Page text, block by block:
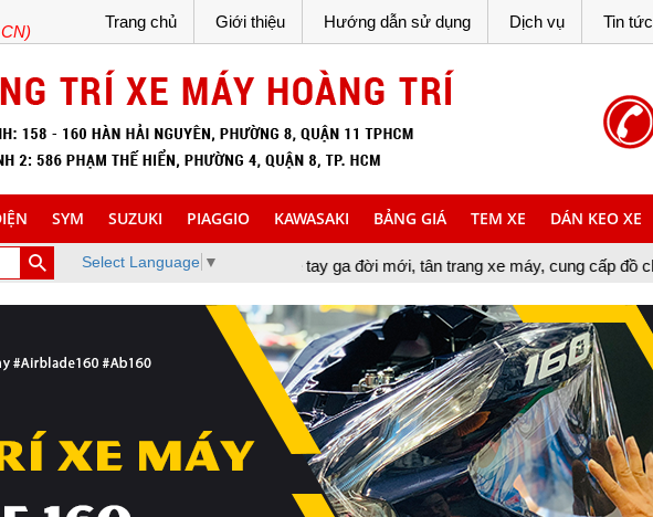
Trang chủ Giới thiệu Hướng dẫn sử dụng Dịch vụ Tin tức
SYM SUZUKI PIAGGIO KAWASAKI BẢNG GIÁ TEM XE DÁN KEO XE
Select Language ▼
trí làm đẹp xe máy, xe tay ga đời mới, tân trang xe máy, cung cấp đồ chơi xe máy